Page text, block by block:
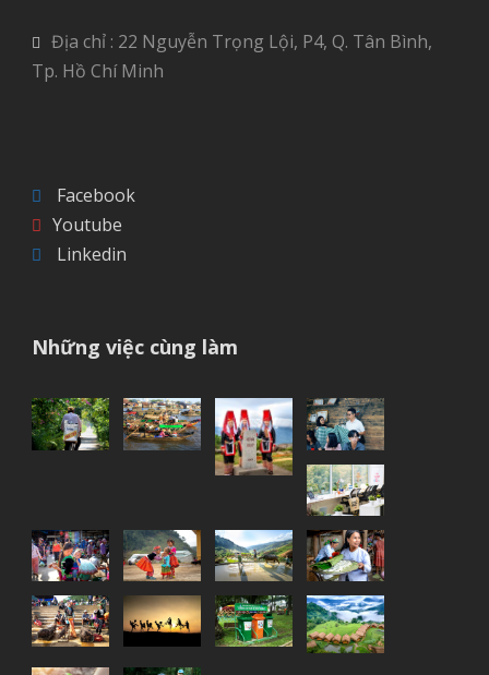
Địa chỉ : 22 Nguyễn Trọng Lội, P4, Q. Tân Bình,
Tp. Hồ Chí Minh
Facebook
Youtube
Linkedin
Những việc cùng làm